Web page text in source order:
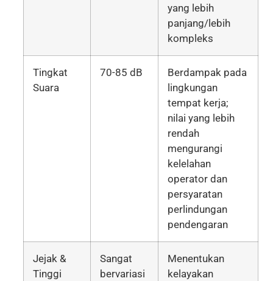
yang lebih
panjang/lebih
kompleks
Tingkat
Suara
70-85 dB
Berdampak pada
lingkungan
tempat kerja;
nilai yang lebih
rendah
mengurangi
kelelahan
operator dan
persyaratan
perlindungan
pendengaran
Jejak &
Tinggi
Sangat
bervariasi
Menentukan
kelayakan